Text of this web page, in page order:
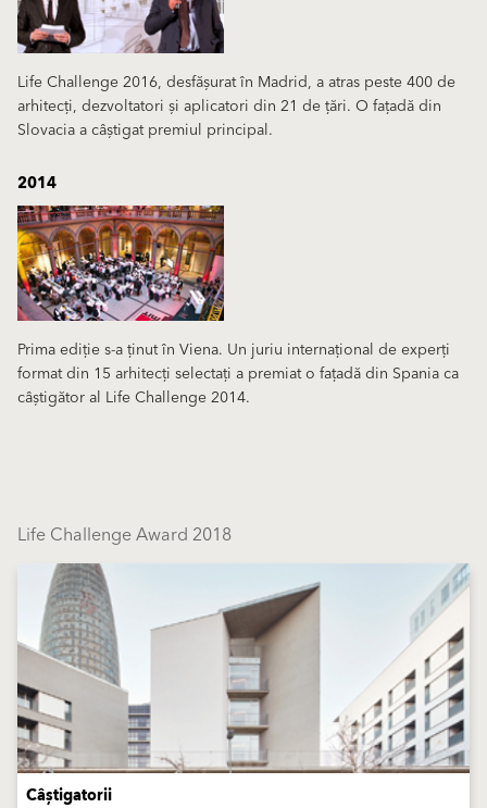
Life Challenge 2016, desfășurat în Madrid, a atras peste 400 de
arhitecți, dezvoltatori și aplicatori din 21 de țări. O fațadă din
Slovacia a câștigat premiul principal.
2014
Prima ediție s-a ținut în Viena. Un juriu internațional de experți
format din 15 arhitecți selectați a premiat o fațadă din Spania ca
câștigător al Life Challenge 2014.
Life Challenge Award 2018
Câștigatorii